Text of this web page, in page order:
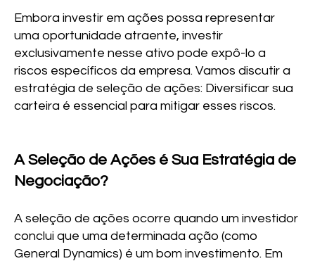
Embora investir em ações possa representar
uma oportunidade atraente, investir
exclusivamente nesse ativo pode expô-lo a
riscos específicos da empresa. Vamos discutir a
estratégia de seleção de ações: Diversificar sua
carteira é essencial para mitigar esses riscos.
A Seleção de Ações é Sua Estratégia de
Negociação?
A seleção de ações ocorre quando um investidor
conclui que uma determinada ação (como
General Dynamics) é um bom investimento. Em